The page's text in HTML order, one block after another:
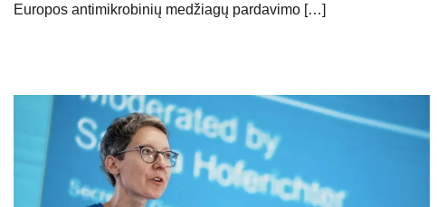
Europos antimikrobinių medžiagų pardavimo […]